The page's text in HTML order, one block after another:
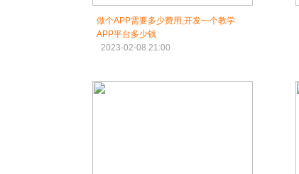
做个APP需要多少费用,开发一个教学
APP平台多少钱
2023-02-08 21:00